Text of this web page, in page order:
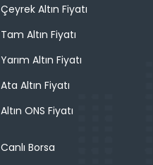
Çeyrek Altın Fiyatı
Tam Altın Fiyatı
Yarım Altın Fiyatı
Ata Altın Fiyatı
Altın ONS Fiyatı
Canlı Borsa